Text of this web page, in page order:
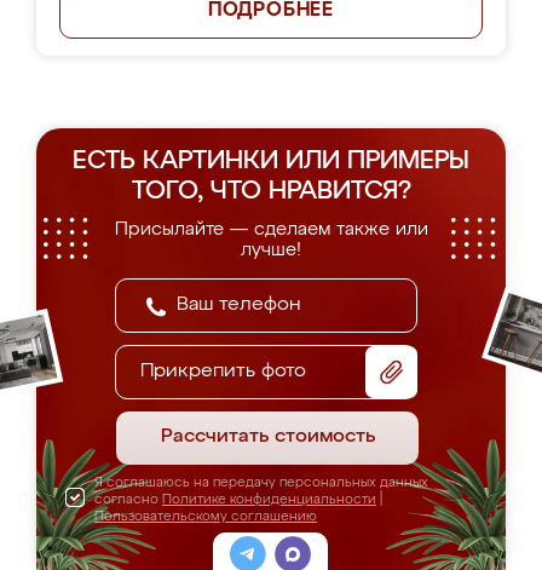
ПОДРОБНЕЕ
ЕСТЬ КАРТИНКИ ИЛИ ПРИМЕРЫ
ТОГО, ЧТО НРАВИТСЯ?
Присылайте — сделаем также или
лучше!
Прикрепить фото
Рассчитать стоимость
Я соглашаюсь на передачу персональных данных
согласно Политике конфиденциальности
Пользовательскому соглашению